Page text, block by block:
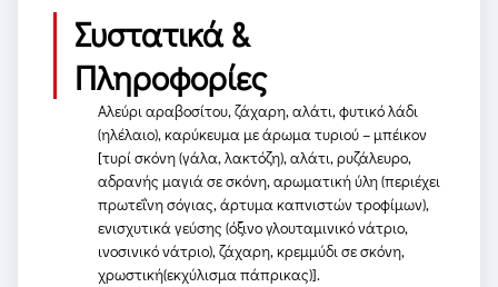
Συστατικά &
Πληροφορίες
Αλεύρι αραβοσίτου, ζάχαρη, αλάτι, φυτικό λάδι
(ηλέλαιο), καρύκευμα με άρωμα τυριού – μπέικον
[τυρί σκόνη (γάλα, λακτόζη), αλάτι, ρυζάλευρο,
αδρανής μαγιά σε σκόνη, αρωματική ύλη (περιέχει
πρωτεΐνη σόγιας, άρτυμα καπνιστών τροφίμων),
ενισχυτικά γεύσης (όξινο γλουταμινικό νάτριο,
ινοσινικό νάτριο), ζάχαρη, κρεμμύδι σε σκόνη,
χρωστική(εκχύλισμα πάπρικας)].